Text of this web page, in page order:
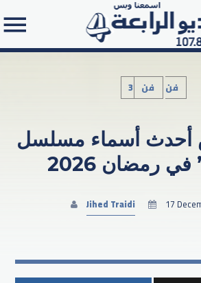
Search in the
3فن فن
أحدث أسماء مسلسل
في رمضان 2026
Jihed Traidi 17